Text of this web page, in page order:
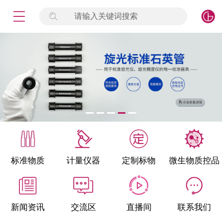
请输入关键词搜索
标准物质 计量仪器 定制标物 微生物质控品
新闻资讯 交流区 直播间 联系我们
签到
标准物质
产品专项
微生物检测/质控品
定制标物
定制仪器